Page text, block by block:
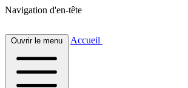
Navigation d'en-tête
Ouvrir le menu Accueil